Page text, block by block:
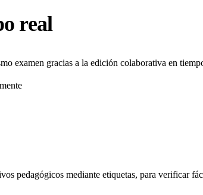
real
examen gracias a la edición colaborativa en
pedagógicos mediante etiquetas, para verificar